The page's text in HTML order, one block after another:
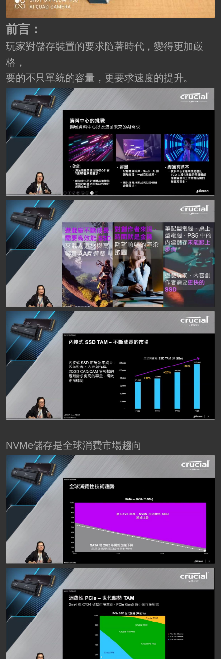
前言：
玩家對儲存裝置的要求隨著時代，變得更加嚴
格，
要的不只單統的容量，更要求速度的提升。
NVMe儲存是全球消費市場趨向